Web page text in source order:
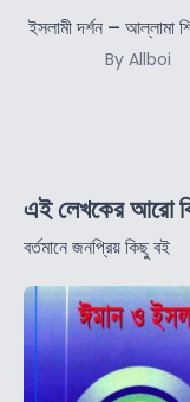
ইসলামী দর্শন – আল্লামা
By Allboi
এই লেখকের আরো
বর্তমানে জনপ্রিয় কিছু বই